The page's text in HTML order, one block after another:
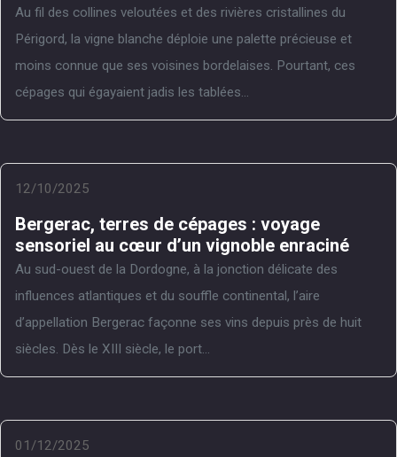
Au fil des collines veloutées et des rivières cristallines du
Périgord, la vigne blanche déploie une palette précieuse et
moins connue que ses voisines bordelaises. Pourtant, ces
cépages qui égayaient jadis les tablées...
12/10/2025
Bergerac, terres de cépages : voyage
sensoriel au cœur d’un vignoble enraciné
Au sud-ouest de la Dordogne, à la jonction délicate des
influences atlantiques et du souffle continental, l’aire
d’appellation Bergerac façonne ses vins depuis près de huit
siècles. Dès le XIII siècle, le port...
01/12/2025